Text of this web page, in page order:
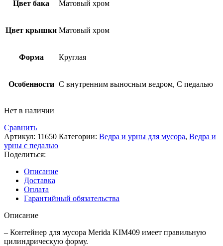
Цвет бака Матовый хром
Цвет крышки Матовый хром
Форма Круглая
Особенности С внутренним выносным ведром, С педалью
Нет в наличии
Сравнить
Артикул: 11650 Категории: Ведра и урны для мусора, Ведра и
урны с педалью
Поделиться:
Описание
Доставка
Оплата
Гарантийный обязательства
Описание
– Контейнер для мусора Merida KIM409 имеет правильную
цилиндрическую форму.